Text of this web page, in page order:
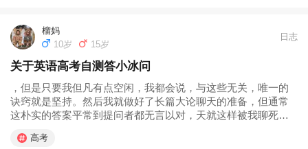
榴妈
10岁
15岁
日志
关于英语高考自测答小冰问
，但是只要我但凡有点空闲，我都会说，与这些无关，唯一的
诀窍就是坚持。然后我就做好了长篇大论聊天的准备，但通常
这朴实的答案平常到提问者都无言以对，天就这样被我聊死
没有之一。 榴四岁多英语启蒙，我们没有一天是完全没碰英语
高考